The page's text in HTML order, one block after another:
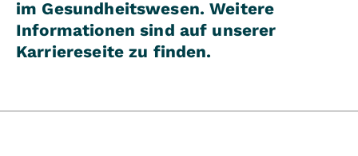
im Gesundheitswesen. Weitere
Informationen sind auf unserer
Karriereseite zu finden.